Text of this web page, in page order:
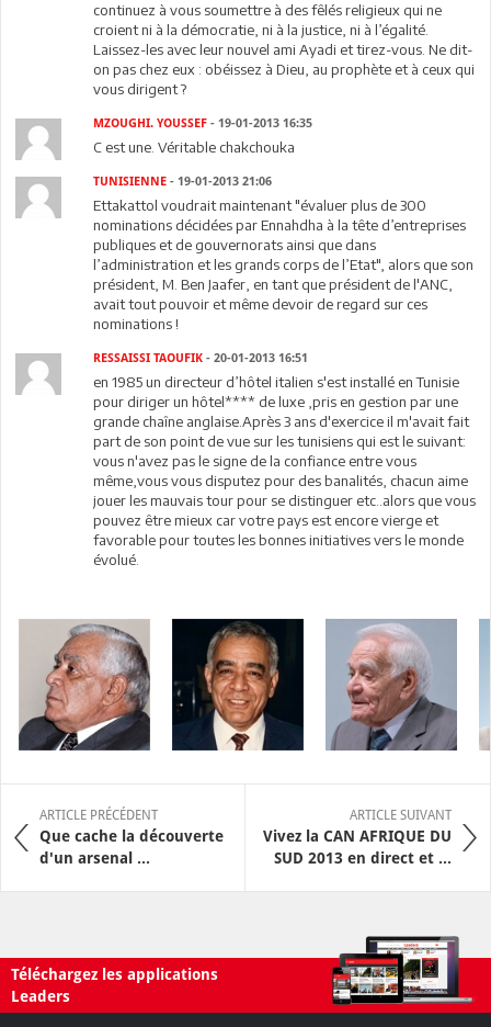
continuez à vous soumettre à des fêlés religieux qui ne
croient ni à la démocratie, ni à la justice, ni à l’égalité.
Laissez-les avec leur nouvel ami Ayadi et tirez-vous. Ne dit-
on pas chez eux : obéissez à Dieu, au prophète et à ceux qui
vous dirigent ?
MZOUGHI. YOUSSEF - 19-01-2013 16:35
C est une. Véritable chakchouka
TUNISIENNE - 19-01-2013 21:06
Ettakattol voudrait maintenant "évaluer plus de 300
nominations décidées par Ennahdha à la tête d’entreprises
publiques et de gouvernorats ainsi que dans
l’administration et les grands corps de l’Etat", alors que son
président, M. Ben Jaafer, en tant que président de l'ANC,
avait tout pouvoir et même devoir de regard sur ces
nominations !
RESSAISSI TAOUFIK - 20-01-2013 16:51
en 1985 un directeur d’hôtel italien s'est installé en Tunisie
pour diriger un hôtel**** de luxe ,pris en gestion par une
grande chaîne anglaise.Après 3 ans d'exercice il m'avait fait
part de son point de vue sur les tunisiens qui est le suivant:
vous n'avez pas le signe de la confiance entre vous
même,vous vous disputez pour des banalités, chacun aime
jouer les mauvais tour pour se distinguer etc..alors que vous
pouvez être mieux car votre pays est encore vierge et
favorable pour toutes les bonnes initiatives vers le monde
évolué.
ARTICLE PRÉCÉDENT
Que cache la découverte
d'un arsenal ...
ARTICLE SUIVANT
Vivez la CAN AFRIQUE DU
SUD 2013 en direct et ...
Téléchargez les applications
Leaders